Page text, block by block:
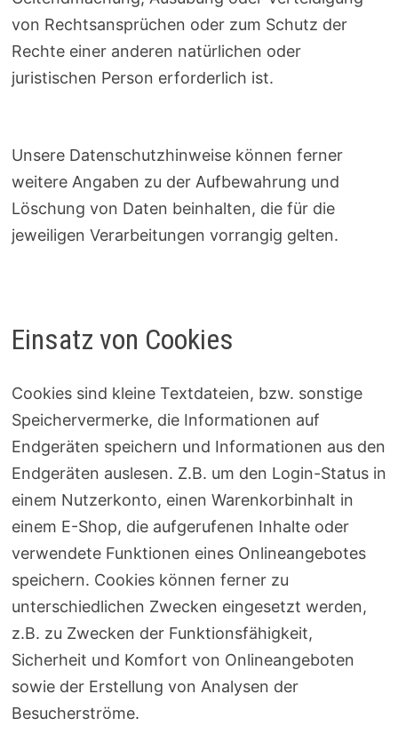
von Rechtsansprüchen oder zum Schutz der
Rechte einer anderen natürlichen oder
juristischen Person erforderlich ist.
Unsere Datenschutzhinweise können ferner
weitere Angaben zu der Aufbewahrung und
Löschung von Daten beinhalten, die für die
jeweiligen Verarbeitungen vorrangig gelten.
Einsatz von Cookies
Cookies sind kleine Textdateien, bzw. sonstige
Speichervermerke, die Informationen auf
Endgeräten speichern und Informationen aus den
Endgeräten auslesen. Z.B. um den Login-Status in
einem Nutzerkonto, einen Warenkorbinhalt in
einem E-Shop, die aufgerufenen Inhalte oder
verwendete Funktionen eines Onlineangebotes
speichern. Cookies können ferner zu
unterschiedlichen Zwecken eingesetzt werden,
z.B. zu Zwecken der Funktionsfähigkeit,
Sicherheit und Komfort von Onlineangeboten
sowie der Erstellung von Analysen der
Besucherströme.